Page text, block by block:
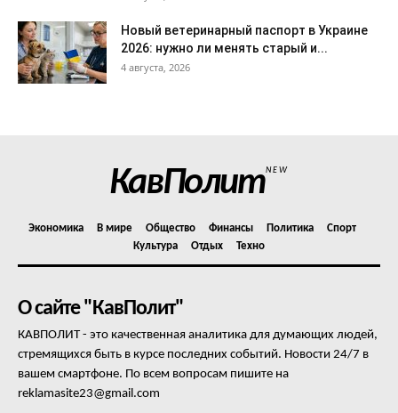
Новый ветеринарный паспорт в Украине
2026: нужно ли менять старый и...
4 августа, 2026
КавПолитNEW
Экономика В мире Общество Финансы Политика
Спорт
Культура
Отдых Техно
О сайте "КавПолит"
КАВПОЛИТ - это качественная аналитика для думающих людей,
стремящихся быть в курсе последних событий. Новости 24/7 в
вашем смартфоне. По всем вопросам пишите на
reklamasite23@gmail.com